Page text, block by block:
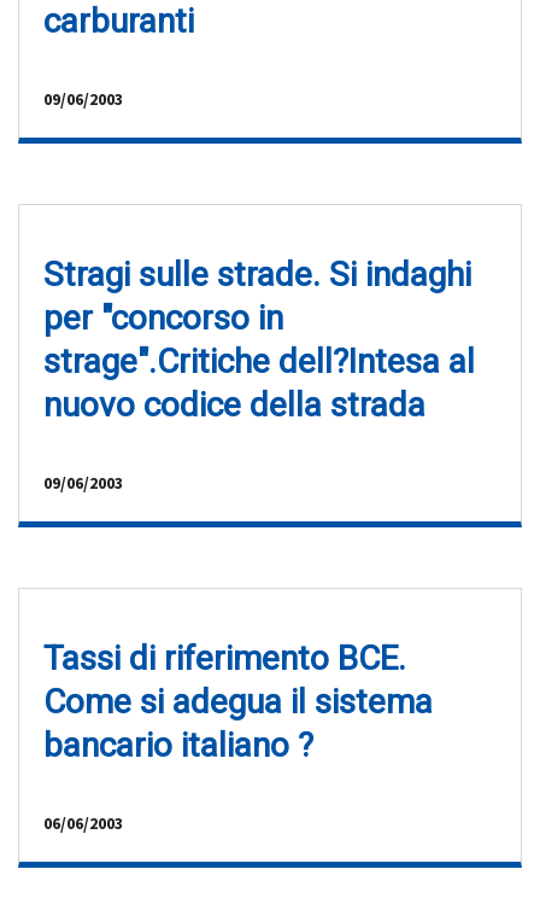
carburanti
09/06/2003
Stragi sulle strade. Si indaghi
per "concorso in
strage".Critiche dell?Intesa al
nuovo codice della strada
09/06/2003
Tassi di riferimento BCE.
Come si adegua il sistema
bancario italiano ?
06/06/2003